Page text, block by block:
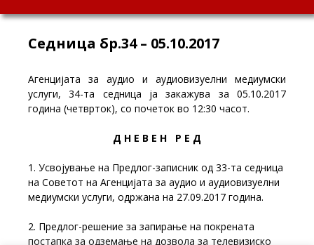
Седница бр.34 – 05.10.2017
Агенцијата за аудио и аудиовизуелни медиумски
услуги, 34-та седница ја закажува за 05.10.2017
година (четврток), со почеток во 12:30 часот.
Д Н Е В Е Н Р Е Д
1. Усвојување на Предлог-записник од 33-та седница
на Советот на Агенцијата за аудио и аудиовизуелни
медиумски услуги, одржана на 27.09.2017 година.
2. Предлог-решение за запирање на покрената
постапка за одземање на дозвола за телевизиско